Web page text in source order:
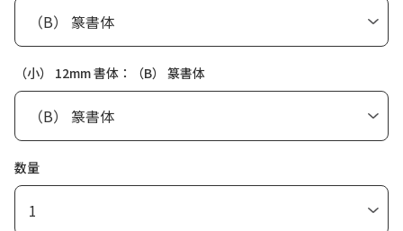
（小） 12mm 書体：（B） 篆書体
数量
1